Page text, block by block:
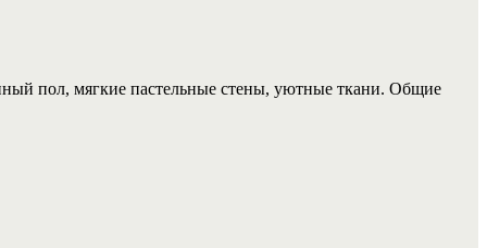
пол, мягкие пастельные стены, уютные ткани. Общие